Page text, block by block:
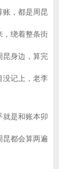
，都是周昆
，绕着整条街
昆身边，算完
没记上，老李
是和账本卯
昆都会算两遍